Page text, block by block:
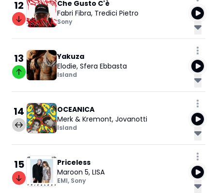
12
Che Gusto C'è
Fabri Fibra, Tredici Pietro
Sony
13
Yakuza
Elodie, Sfera Ebbasta
Island
14
OCEANICA
Merk & Kremont, Jovanotti
Island
15
Priceless
Maroon 5, LISA
EMI, Sony